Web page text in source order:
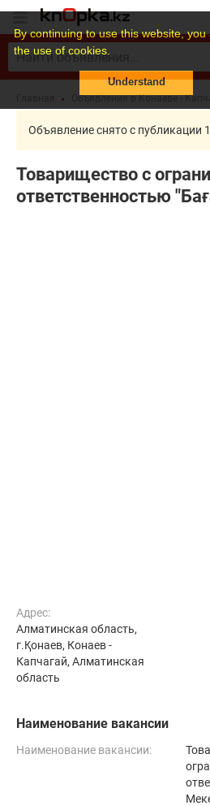
By continuing to use this website, you
the use of cookies.
Understand
Объявления в Конаеве -
Объявление снято с публикации
Товарищество с
ответственностью
Адрес:
Алматинская область,
г.Қонаев, Конаев -
Капчагай, Алматинская
область
Наименование вакансии
Наименование вакансии: